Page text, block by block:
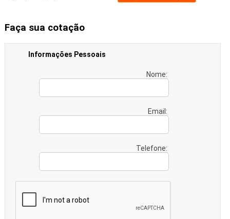
Faça sua cotação
Informações Pessoais
Nome:
Email:
Telefone: